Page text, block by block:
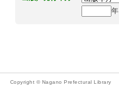
年
Copyright © Nagano Prefectural Library